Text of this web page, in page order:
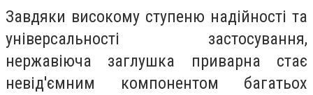
Завдяки високому ступеню надійності та
універсальності застосування,
нержавіюча заглушка приварна стає
невід'ємним компонентом багатьох